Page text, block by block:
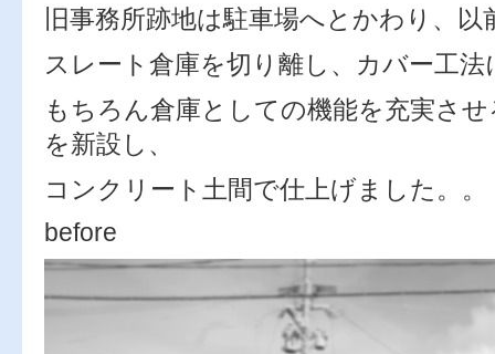
旧事務所跡地は駐車場へとかわり、
スレート倉庫を切り離し、カバー工法
もちろん倉庫としての機能を充実さ
を新設し、
コンクリート土間で仕上げました。。
before